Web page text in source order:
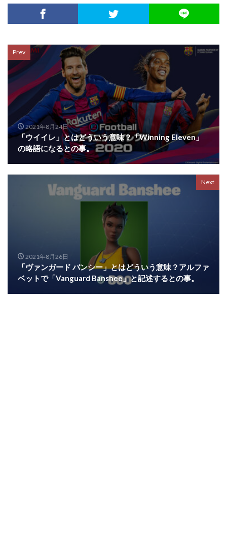
Prev
2021年8月24日
「ウイイレ」とはどういう意味？「Winning Eleven」
の略語になるとの事。
Next
2021年8月26日
「ヴァンガード バンシー」とはどういう意味？アルファ
ベットで「Vanguard Banshee」と記述するとの事。